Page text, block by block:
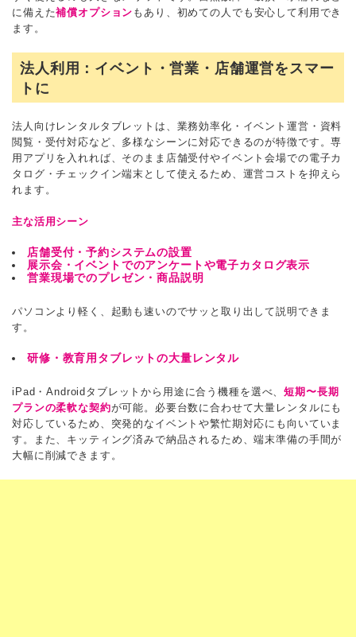
に備えた補償オプション もあり、初めての人でも安心して利用でき
ます。
法人利用：イベント・営業・店舗運営をスマー
トに
法人向けレンタルタブレットは、業務効率化・イベント運営・資料
閲覧・受付対応など、多様なシーンに対応できるのが特徴です。専
用アプリを入れれば、そのまま店舗受付やイベント会場での電子カ
タログ・チェックイン端末として使えるため、運営コストを抑えら
れます。
主な活用シーン
店舗受付・予約システムの設置
展示会・イベントでのアンケートや電子カタログ表示
営業現場でのプレゼン・商品説明
パソコンより軽く、起動も速いのでサッと取り出して説明できま
す。
研修・教育用タブレットの大量レンタル
iPad・Androidタブレットから用途に合う機種を選べ、短期〜長期
プランの柔軟な契約が可能。必要台数に合わせて大量レンタルにも
対応しているため、突発的なイベントや繁忙期対応にも向いていま
す。また、キッティング済みで納品されるため、端末準備の手間が
大幅に削減できます。